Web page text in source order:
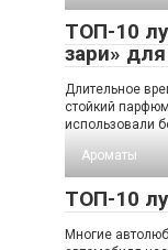
ТОП-10
зари»
Длительное
стойкий
использовали
Ароматы
ТОП-10
Многие